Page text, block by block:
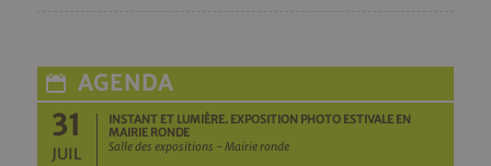
AGENDA
31
JUIL
INSTANT ET LUMIÈRE. EXPOSITION PHOTO ESTIVALE EN
MAIRIE RONDE
Salle des expositions - Mairie ronde